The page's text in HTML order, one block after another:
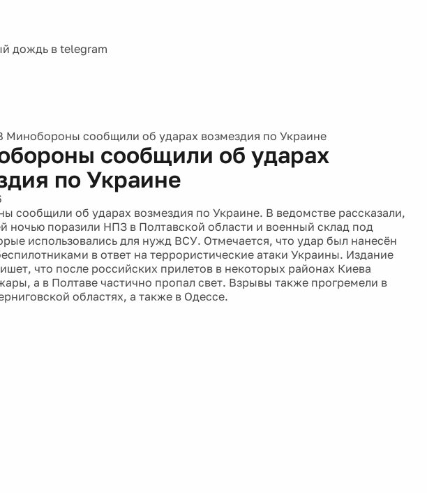
Минобороны сообщили об ударах возмездия по Украине
сообщили об ударах
по Украине
сообщили об ударах возмездия по Украине. В ведомстве рассказали,
ночью поразили НПЗ в Полтавской области и военный склад под
использовались для нужд ВСУ. Отмечается, что удар был нанесён
в ответ на террористические атаки Украины. Издание
что после российских прилетов в некоторых районах Киева
а в Полтаве частично пропал свет. Взрывы также прогремели в
областях, а также в Одессе.